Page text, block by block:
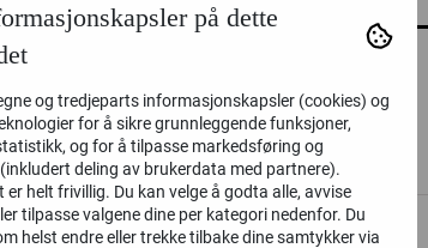
produkter
på dette
og tredjeparts informasjonskapsler (cookies) og
for å sikre grunnleggende funksjoner,
og for å tilpasse markedsføring og
deling av brukerdata med partnere).
er helt frivillig. Du kan velge å godta alle, avvise
tilpasse valgene dine per kategori nedenfor. Du
helst endre eller trekke tilbake dine samtykker via